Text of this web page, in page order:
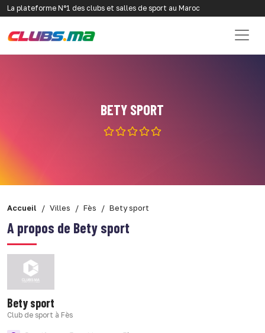
La plateforme N°1 des clubs et salles de sport au Maroc
BETY SPORT
Accueil Villes Fès Bety sport
A propos de Bety sport
Bety sport
Club de sport à Fès